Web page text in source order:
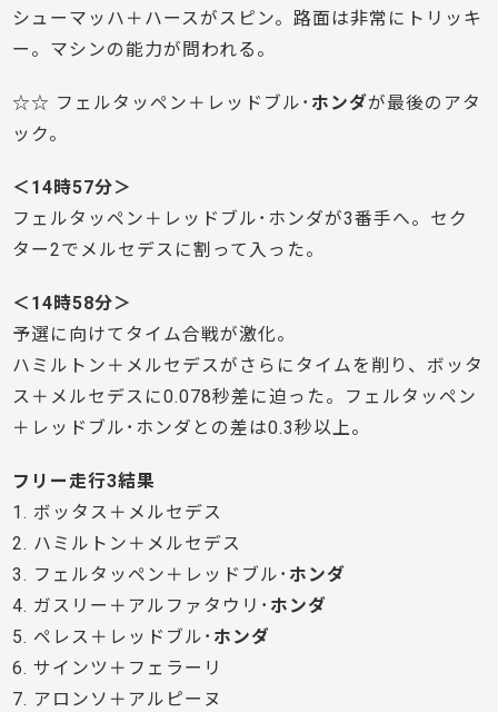
シューマッハ＋ハースがスピン。路面は非常にトリッキ
ー。マシンの能力が問われる。
☆☆ フェルタッペン＋レッドブル･ ホンダが最後のアタ
ック。
＜14時57分＞
フェルタッペン＋レッドブル･ホンダが3番手へ。セク
ター2でメルセデスに割って入った。
＜14時58分＞
予選に向けてタイム合戦が激化。
ハミルトン＋メルセデスがさらにタイムを削り、ボッタ
ス＋メルセデスに0.078秒差に迫った。フェルタッペン
＋レッドブル･ホンダとの差は0.3秒以上。
フリー走行3結果
1. ボッタス＋メルセデス
2. ハミルトン＋メルセデス
3. フェルタッペン＋レッドブル･ ホンダ
4. ガスリー＋アルファタウリ･ ホンダ
5. ペレス＋レッドブル･ ホンダ
6. サインツ＋フェラーリ
7. アロンソ＋アルピーヌ